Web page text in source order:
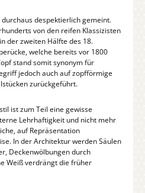
durchaus despektierlich gemeint.
von den reifen Klassizisten
der zweiten Hälfte des 18.
welche bereits vor 1800
stand somit synonym für
jedoch auch auf zopfförmige
zurückgeführt.
ist zum Teil eine gewisse
Lehrhaftigkeit und nicht mehr
auf Repräsentation
In der Architektur werden Säulen
Deckenwölbungen durch
Weiß verdrängt die früher